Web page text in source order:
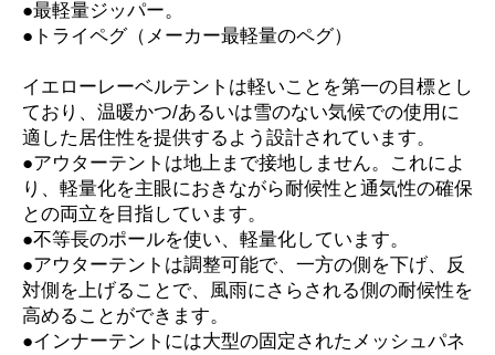
●最軽量ジッパー。
●トライペグ（メーカー最軽量のペグ）
イエローレーベルテントは軽いことを第一の目標とし
ており、温暖かつ/あるいは雪のない気候での使用に
適した居住性を提供するよう設計されています。
●アウターテントは地上まで接地しません。これによ
り、軽量化を主眼におきながら耐候性と通気性の確保
との両立を目指しています。
●不等長のポールを使い、軽量化しています。
●アウターテントは調整可能で、一方の側を下げ、反
対側を上げることで、風雨にさらされる側の耐候性を
高めることができます。
●インナーテントには大型の固定されたメッシュパネ